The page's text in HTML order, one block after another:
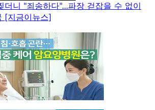
더니 "죄송하다"...파장 걷잡을 수 없이
[지금이뉴스]